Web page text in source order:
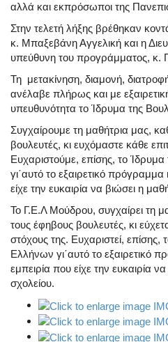
αλλά και εκπρόσωποι της
Στην τελετή λήξης βρέθηκαν
κ. Μπαξεβάνη Αγγελική και η
υπεύθυνη του προγράμματος,
Τη μετακίνηση, διαμονή,
ανέλαβε πλήρως και με
υπευθυνότητα το Ίδρυμα της
Συγχαίρουμε τη μαθήτρια μας,
βουλευτές, κι ευχόμαστε κάθε
Ευχαριστούμε, επίσης, το
γι΄αυτό το εξαιρετικό
είχε την ευκαιρία να βιώσει η
Το Γ.Ε.Λ Μούδρου, συγχαίρει τη
τους έφηβους βουλευτές, κι
στόχους της. Ευχαριστεί,
Ελλήνων γι΄αυτό το εξαιρετικό
εμπειρία που είχε την ευκαιρία
σχολείου.